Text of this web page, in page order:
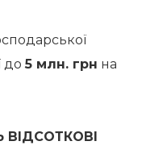
до5 млн. грн на
ВІДСОТКОВІ